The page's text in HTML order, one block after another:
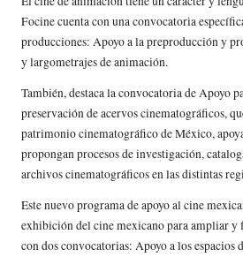
Focine cuenta con una convocatoria
producciones: Apoyo a la preproducción y
y largometrajes de animación.
También, destaca la convocatoria de Apoyo
preservación de acervos cinematográficos,
patrimonio cinematográfico de México,
propongan procesos de investigación,
archivos cinematográficos en las distintas
Este nuevo programa de apoyo al cine
exhibición del cine mexicano para ampliar
con dos convocatorias: Apoyo a los espacios